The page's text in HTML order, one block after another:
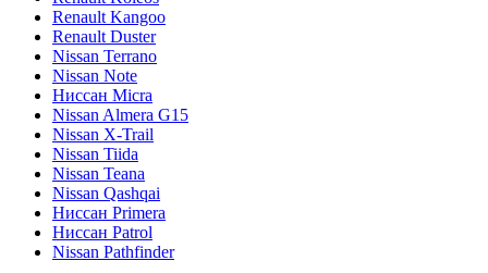
Renault Kangoo
Renault Duster
Nissan Terrano
Nissan Note
Ниссан Micra
Nissan Almera G15
Nissan X-Trail
Nissan Tiida
Nissan Teana
Nissan Qashqai
Ниссан Primera
Ниссан Patrol
Nissan Pathfinder